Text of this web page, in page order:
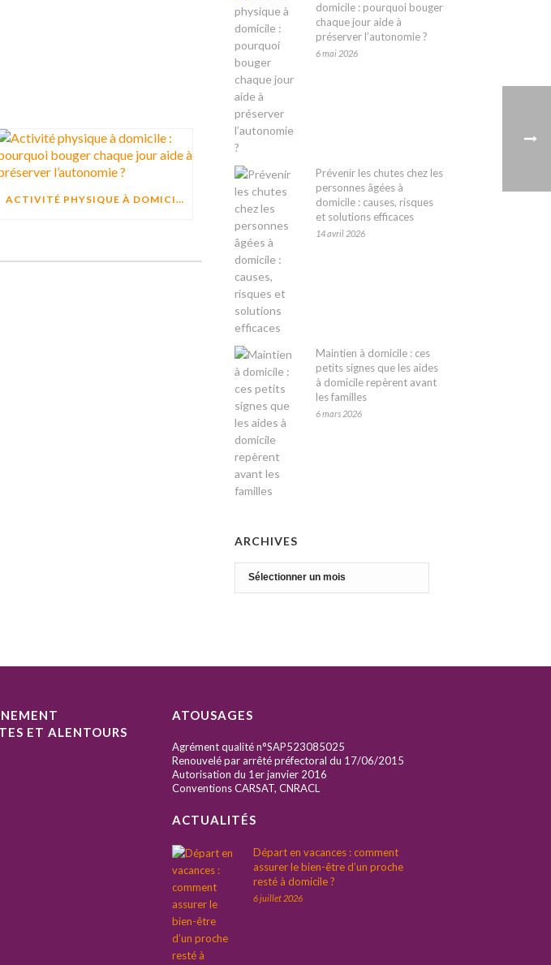
ACTIVITÉ PHYSIQUE À DOMICILE : POURQUOI BOUGER CHAQUE JOUR AIDE À PRÉSERVER L’AUTONOMIE ?
domicile : pourquoi bouger
chaque jour aide à
préserver l’autonomie ?
6 mai 2026
Prévenir les chutes chez les
personnes âgées à
domicile : causes, risques
et solutions efficaces
14 avril 2026
Maintien à domicile : ces
petits signes que les aides
à domicile repèrent avant
les familles
6 mars 2026
ARCHIVES
Archives
ET ALENTOURS
ATOUSAGES
Agrément qualité n°SAP523085025
Renouvelé par arrêté préfectoral du 17/06/2015
Autorisation du 1er janvier 2016
Conventions CARSAT, CNRACL
ACTUALITÉS
Départ en vacances : comment
assurer le bien-être d’un proche
resté à domicile ?
6 juillet 2026